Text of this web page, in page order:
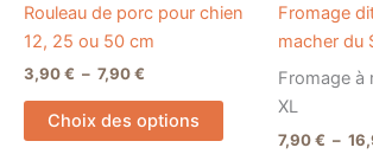
Rouleau de porc pour chien
12, 25 ou 50 cm
3,90€ – 7,90€
Choix des options
choisies
page
du
Fromage
macher du
Fromage à
XL
7,90€ –